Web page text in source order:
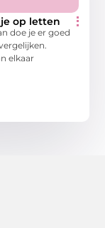
op letten
doe je er goed
elkaar